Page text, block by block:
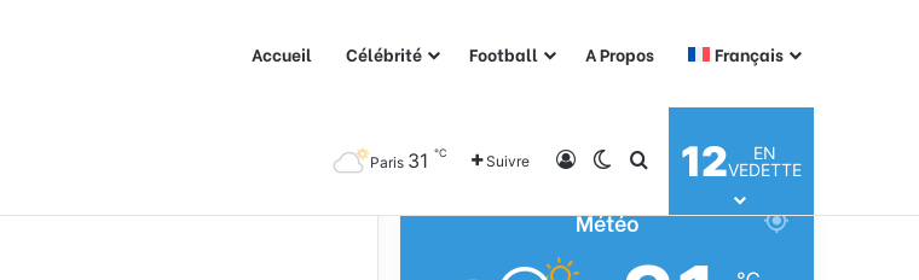
Accueil Célébrité Football A Propos Français
Paris 31 ℃ Suivre ConnexionSwitch skin
Rechercher
12
EN
VEDETTE
Météo